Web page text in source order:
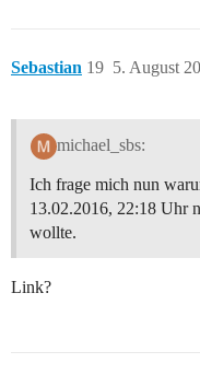
Sebastian 5. August
19
michael_sbs:
Ich frage mich nun
13.02.2016, 22:18 Uhr
wollte.
Link?